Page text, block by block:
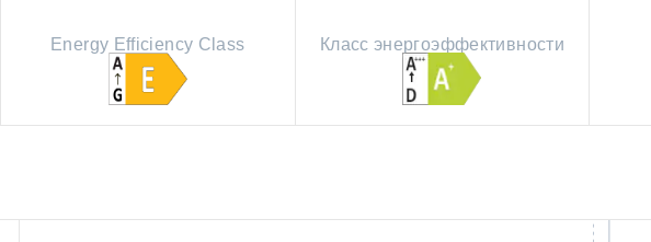
Energy Efficiency Class Класс энергоэффективности